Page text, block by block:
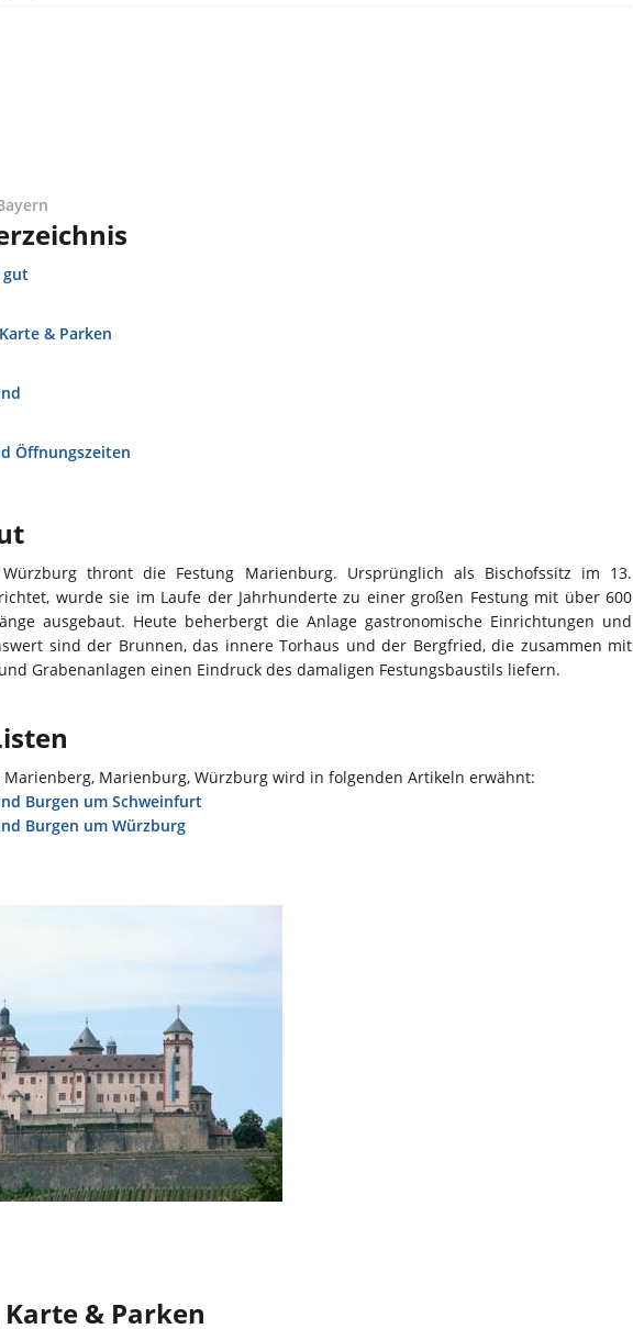
gut
& Parken
Öffnungszeiten
thront die Festung Marienburg. Ursprünglich als Bischofssitz im 13.
wurde sie im Laufe der Jahrhunderte zu einer großen Festung mit über 600
ausgebaut. Heute beherbergt die Anlage gastronomische Einrichtungen und
sind der Brunnen, das innere Torhaus und der Bergfried, die zusammen mit
Grabenanlagen einen Eindruck des damaligen Festungsbaustils liefern.
Marienberg, Marienburg, Würzburg wird in folgenden Artikeln erwähnt:
Burgen um Schweinfurt
Burgen um Würzburg
& Parken